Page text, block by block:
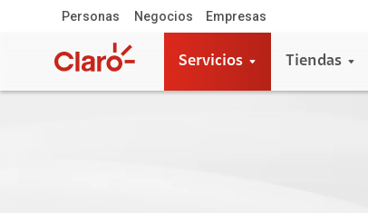
Personas Negocios Empresas
Servicios Tiendas